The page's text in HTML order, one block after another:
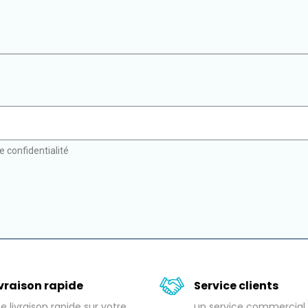
confidentialité
rapide Service clients